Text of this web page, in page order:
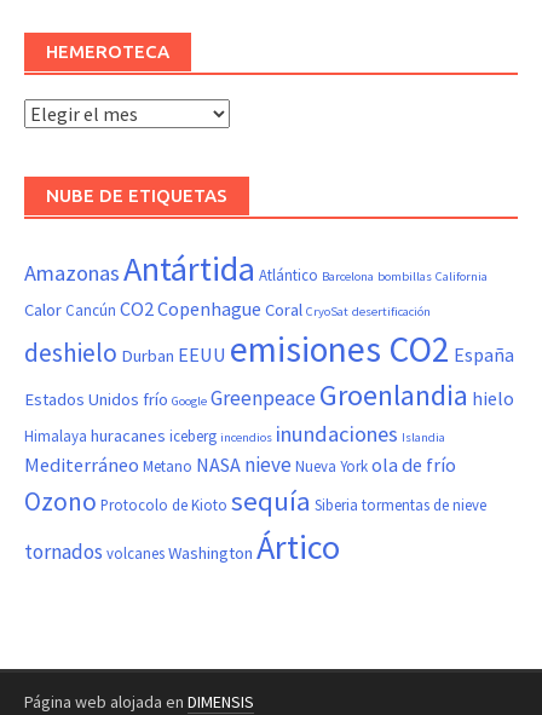
HEMEROTECA
Hemeroteca
NUBE DE ETIQUETAS
AmazonasAntártida Atlántico Barcelona bombillas California
Calor Cancún CO2Copenhague Coral CryoSat desertificación
deshielo Durban EEUU emisiones CO2 España
Estados Unidos frío Google GreenpeaceGroenlandia hielo
Himalaya huracanes iceberg incendios inundaciones Islandia
Mediterráneo Metano NASA nieveNueva Yorkola de frío
Ozono Protocolo de Kioto sequía Siberia tormentas de nieve
tornados volcanesWashington Ártico
Página web alojada en DIMENSIS